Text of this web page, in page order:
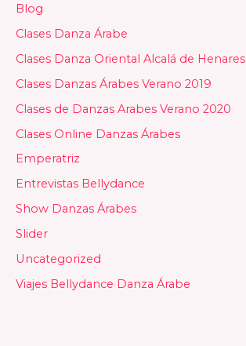
Blog
Clases Danza Árabe
Clases Danza Oriental Alcalá de Henares
Clases Danzas Árabes Verano 2019
Clases de Danzas Arabes Verano 2020
Clases Online Danzas Árabes
Emperatriz
Entrevistas Bellydance
Show Danzas Árabes
Slider
Uncategorized
Viajes Bellydance Danza Árabe